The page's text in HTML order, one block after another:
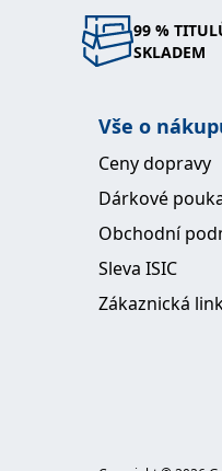
99 %
SKLADEM
Vše o
Ceny dopravy
Dárkové
Obchodní
Sleva ISIC
Zákaznická